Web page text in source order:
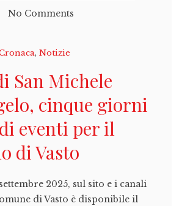
No Comments
, Notizie
San Michele
cinque giorni
eventi per il
di Vasto
2025, sul sito e i canali
di Vasto è disponibile il